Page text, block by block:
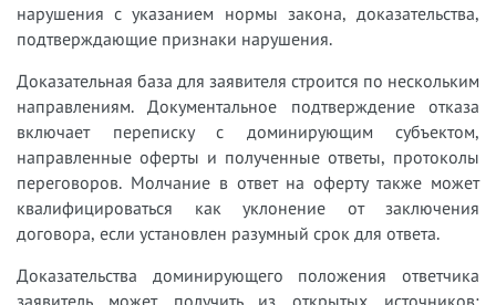
нарушения с указанием нормы закона, доказательства,
подтверждающие признаки нарушения.
Доказательная база для заявителя строится по нескольким
направлениям. Документальное подтверждение отказа
включает переписку с доминирующим субъектом,
направленные оферты и полученные ответы, протоколы
переговоров. Молчание в ответ на оферту также может
квалифицироваться как уклонение от заключения
договора, если установлен разумный срок для ответа.
Доказательства доминирующего положения ответчика
заявитель может получить из открытых источников: